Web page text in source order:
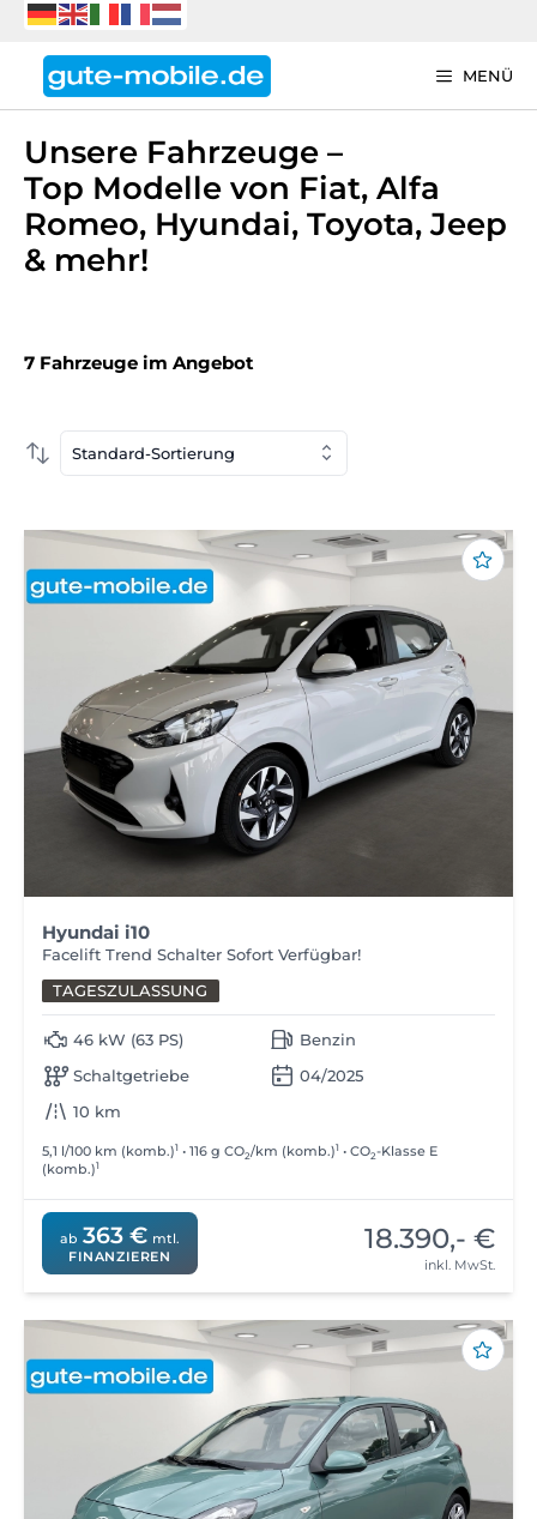
Zum
springen
MENÜ
Unsere Fahrzeuge –
Top Modelle von Fiat, Alfa
Romeo, Hyundai, Toyota, Jeep
& mehr!
7 Fahrzeuge im Angebot
Standard-Sortierung
Hyundai i10
Facelift Trend Schalter Sofort Verfügbar!
TAGESZULASSUNG
46 kW (63 PS)
Schaltgetriebe
10 km
Benzin
04/2025
5,1 l/100 km (komb.)1 • 116 g CO2/km (komb.)1 • CO2-Klasse E
(komb.)1
ab 363 € mtl.
FINANZIEREN
18.390,- €
inkl. MwSt.